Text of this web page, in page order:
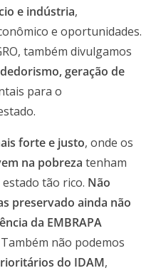
e indústria,
e oportunidades.
também divulgamos
geração de
para o
forte e justo, onde os
na pobreza tenham
tão rico. Não
preservado ainda não
da EMBRAPA
não podemos
do IDAM,